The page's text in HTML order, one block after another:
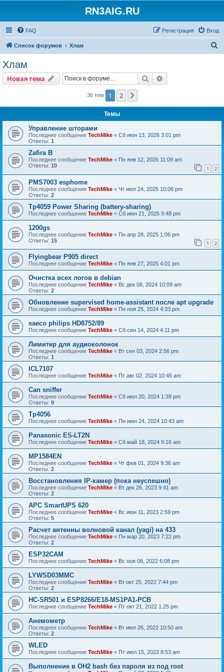
RN3AIG.RU
FAQ Вход
Регистрация
Список форумов Хлам
Хлам
Новая тема Поиск
36 тем 1 2
Темы
Управление шторами
Последнее сообщение TechMike « Сб июн 13, 2026 3:01 pm
Ответы: 1
Zafira B
Последнее сообщение TechMike « Пн янв 12, 2026 11:09 am
Ответы: 10 1 2
PMS7003 esphome
Последнее сообщение TechMike « Чт июл 24, 2025 10:06 pm
Ответы: 2
Tp4059 Power Sharing (battery-sharing)
Последнее сообщение TechMike « Сб июн 21, 2025 9:48 pm
1200gs
Последнее сообщение TechMike « Пн апр 28, 2025 1:06 pm
Ответы: 15 1 2
Flyingbear P905 direct
Последнее сообщение TechMike « Пн янв 27, 2025 4:01 pm
Очистка всех логов в debian
Последнее сообщение TechMike « Вс дек 08, 2024 10:09 am
Ответы: 2
Обновление supervised home-assistant после apt upgrade
Последнее сообщение TechMike « Пн ноя 25, 2024 4:33 pm
saeco philips HD8752/89
Последнее сообщение TechMike « Сб сен 14, 2024 4:11 pm
Лимитер для аудиоколонок
Последнее сообщение TechMike « Вт сен 03, 2024 2:56 pm
Ответы: 1
ICL7107
Последнее сообщение TechMike « Пт авг 02, 2024 10:45 am
Can sniffer
Последнее сообщение TechMike « Сб июл 20, 2024 1:39 pm
Ответы: 9
Tp4056
Последнее сообщение TechMike « Пн июн 24, 2024 10:43 am
Panasonic ES-LT2N
Последнее сообщение TechMike « Сб май 18, 2024 9:16 am
MP1584EN
Последнее сообщение TechMike « Чт фев 01, 2024 9:36 am
Ответы: 2
Восстановления IP-камер (пока неуспешно)
Последнее сообщение TechMike « Вт дек 26, 2023 9:41 am
Ответы: 2
APC SmartUPS 620
Последнее сообщение TechMike « Вс июн 11, 2023 2:59 pm
Ответы: 5
Расчет антенны волновой канал (yagi) на 433
Последнее сообщение TechMike « Пн мар 20, 2023 7:22 pm
Ответы: 2
ESP32CAM
Последнее сообщение TechMike « Вс ноя 06, 2022 6:08 pm
LYWSD03MMC
Последнее сообщение TechMike « Вт окт 25, 2022 7:44 pm
Ответы: 2
HC-SR501 и ESP8266/E18-MS1PA1-PCB
Последнее сообщение TechMike « Пт окт 21, 2022 1:25 pm
Анемометр
Последнее сообщение TechMike « Вт июл 26, 2022 10:50 am
Ответы: 2
WLED
Последнее сообщение TechMike « Пт июл 15, 2022 8:53 am
Выполнение в OH2 bash без пароля из под root